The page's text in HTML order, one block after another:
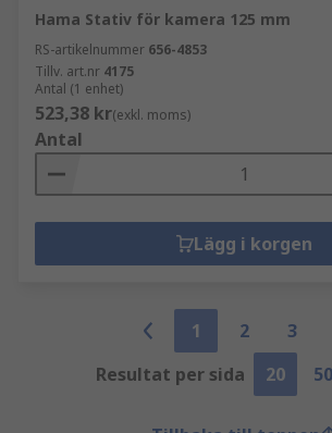
Hama Stativ för kamera 125 mm
RS-artikelnummer 656-4853
Tillv. art.nr 4175
Antal (1 enhet)
523,38 kr(exkl. moms)
Antal
Lägg i korgen
1 2
3
Resultat per sida
20 50